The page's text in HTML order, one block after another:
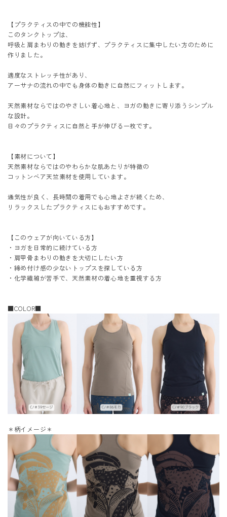
【プラクティスの中での機能性】
このタンクトップは、
呼吸と肩まわりの動きを妨げず、プラクティスに集中したい方のために
作りました。
適度なストレッチ性があり、
アーサナの流れの中でも身体の動きに自然にフィットします。
天然素材ならではのやさしい着心地と、ヨガの動きに寄り添うシンプル
な設計。
日々のプラクティスに自然と手が伸びる一枚です。
【素材について】
天然素材ならではのやわらかな肌あたりが特徴の
コットンベア天竺素材を使用しています。
通気性が良く、長時間の着用でも心地よさが続くため、
リラックスしたプラクティスにもおすすめです。
【このウェアが向いている方】
・ヨガを日常的に続けている方
・肩甲骨まわりの動きを大切にしたい方
・締め付け感の少ないトップスを探している方
・化学繊維が苦手で、天然素材の着心地を重視する方
■COLOR■
＊柄イメージ＊